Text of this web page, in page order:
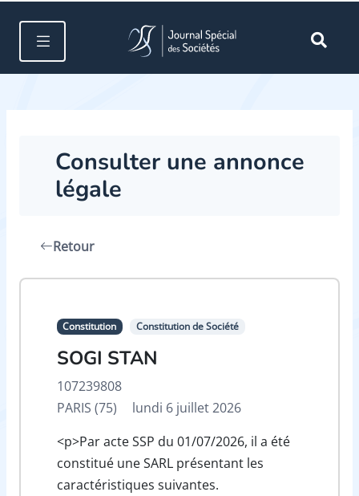
Consulter une annonce
légale
Retour
Constitution Constitution de Société
SOGI STAN
107239808
PARIS (75)
lundi 6 juillet 2026
<p>Par acte SSP du 01/07/2026, il a été
constitué une SARL présentant les
caractéristiques suivantes.